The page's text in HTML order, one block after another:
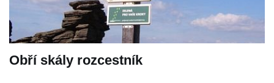
Obří skály rozcestník